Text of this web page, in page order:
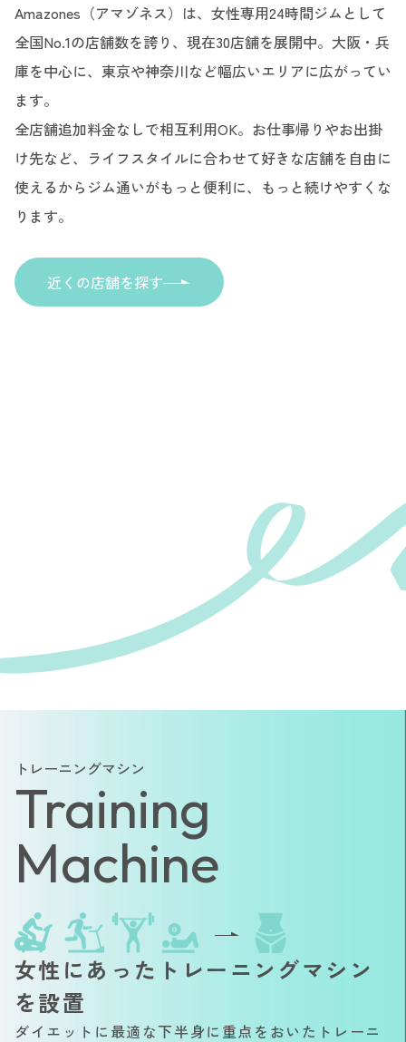
Amazones（アマゾネス）は、女性専用24時間ジムとして
全国No.1の店舗数を誇り、現在30店舗を展開中。大阪・兵
庫を中心に、東京や神奈川など幅広いエリアに広がってい
ます。
全店舗追加料金なしで相互利用OK。お仕事帰りやお出掛
け先など、ライフスタイルに合わせて好きな店舗を自由に
使えるからジム通いがもっと便利に、もっと続けやすくな
ります。
近くの店舗を探す
トレーニングマシン
Training
Machine
女性にあったトレーニングマシン
を設置
ダイエットに最適な下半身に重点をおいたトレーニ